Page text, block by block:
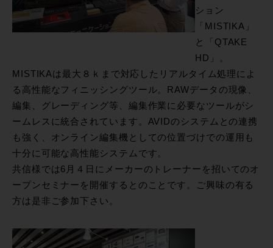
ション
「MISTIKA」
と「QTAKE
HD」。
MISTIKAは最大８ｋまで対応したリアルタイム処理によ
る高性能なフィニッシングツール。RAWデータの現像、
編集、グレーディング等、編集作業に必要なツールがシ
ームレスに統合されています。AVIDのシステムとの連携
も強く、オンライン編集機としての位置づけでの運用も
十分に可能な高性能システムです。
共信様では6月４日にメーカーのトレーナーを招いてのオ
ープンセミナーを開催するとのことです。ご興味の有る
方は是非ご参加下さい。